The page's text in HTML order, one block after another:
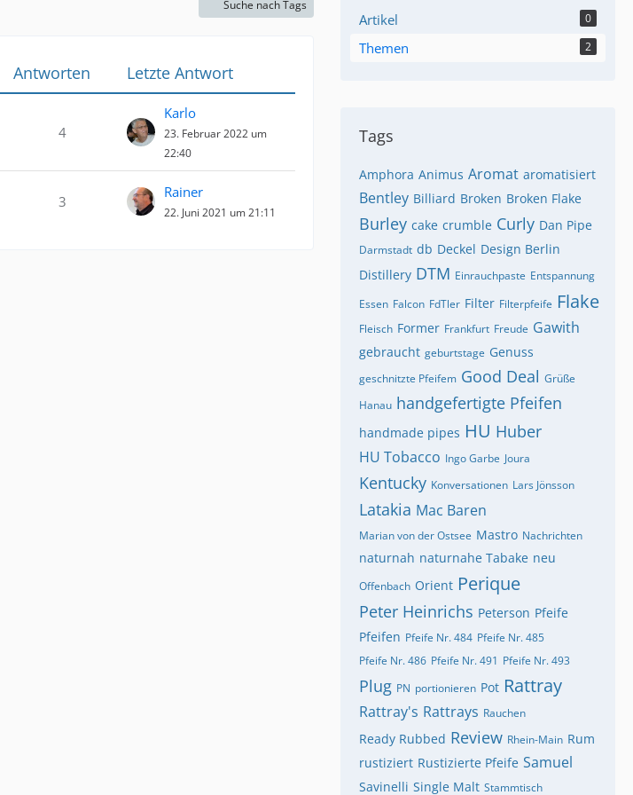
Suche nach Tags
Antworten Letzte Antwort
4
Karlo
23. Februar 2022 um
22:40
3
Rainer
22. Juni 2021 um 21:11
Artikel 0
Themen 2
Tags
Amphora Animus Aromat aromatisiert
Bentley Billiard Broken Broken Flake
Burley cake crumble Curly Dan Pipe
Darmstadt db Deckel Design Berlin
Distillery DTM Einrauchpaste Entspannung
Essen Falcon FdTler Filter Filterpfeife Flake
Fleisch Former Frankfurt Freude Gawith
gebraucht geburtstage Genuss
geschnitzte Pfeifem Good Deal Grüße
Hanau handgefertigte Pfeifen
handmade pipes HU Huber
HU Tobacco Ingo Garbe Joura
Kentucky Konversationen Lars Jönsson
Latakia Mac Baren
Marian von der Ostsee Mastro Nachrichten
naturnah naturnahe Tabake neu
Offenbach Orient Perique
Peter Heinrichs Peterson Pfeife
Pfeifen Pfeife Nr. 484 Pfeife Nr. 485
Pfeife Nr. 486 Pfeife Nr. 491 Pfeife Nr. 493
Plug PN portionieren Pot Rattray
Rattray's Rattrays Rauchen
Ready Rubbed Review Rhein-Main Rum
rustiziert Rustizierte Pfeife Samuel
Savinelli Single Malt Stammtisch